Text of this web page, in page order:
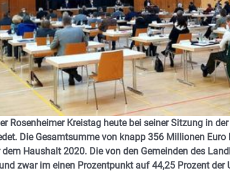
Rosenheimer Kreistag heute bei seiner Sitzung in
Die Gesamtsumme von knapp 356 Millionen
Haushalt 2020. Die von den Gemeinden des
zwar im einen Prozentpunkt auf 44,25 Prozent der